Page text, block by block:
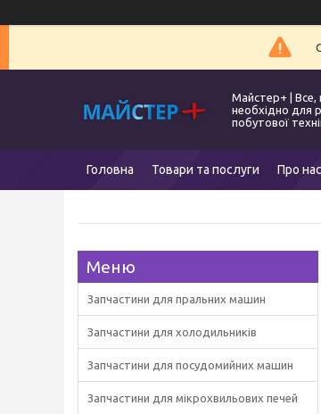
Майстер+ | Все,
необхідно для
побутової
Головна Товари та послуги Про нас
Запчастини для пральних машин
Запчастини для холодильників
Запчастини для посудомийних машин
Запчастини для мікрохвильових печей